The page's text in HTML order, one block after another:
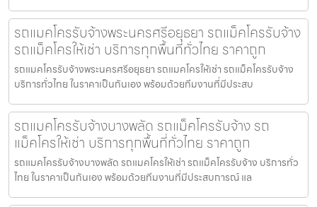
รถแมคโครรับจ้างพระนครศรีอยุธยา รถแม็คโครรับจ้าง
รถแม็คโครให้เช่า บริการทุกพื้นที่ทั่วไทย ราคาถูก
รถแมคโครรับจ้างพระนครศรีอยุธยา รถแมคโครให้เช่า รถแม็คโครรับจ้าง
บริการทั่วไทย ในราคาเป็นกันเอง พร้อมด้วยทีมงานที่มีประสบ
รถแมคโครรับจ้างบางพลัด รถแม็คโครรับจ้าง รถ
แม็คโครให้เช่า บริการทุกพื้นที่ทั่วไทย ราคาถูก
รถแมคโครรับจ้างบางพลัด รถแมคโครให้เช่า รถแม็คโครรับจ้าง บริการทั่ว
ไทย ในราคาเป็นกันเอง พร้อมด้วยทีมงานที่มีประสบการณ์ แล